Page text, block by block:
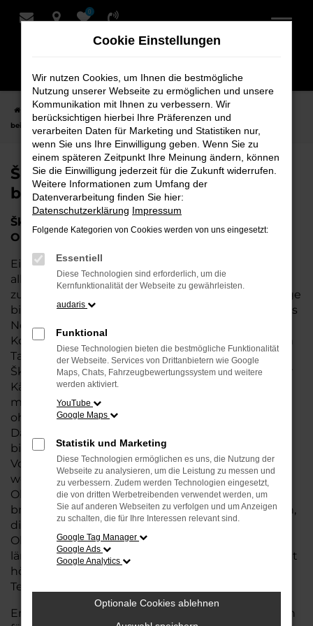
Zum
0
Startseite Oldenburg Škoda
Škoda Jahreswagen für Oldenburg
bei Schmidt + Koch
Škoda Jahreswagen für Oldenburg
bei Schmidt + Koch
Škoda Jahreswagen – Die perfekte Wahl für
Oldenburg
Ein Škoda Jahreswagen ist die perfekte Wahl für
alle, die in Oldenburg ein nahezu neues Fahrzeug
zu einem attraktiven Preis suchen. Diese Fahrzeuge
bieten Ihnen die Qualität und Zuverlässigkeit eines
Neuwagens, jedoch zu deutlich günstigeren
Konditionen. Mit nur wenigen Kilometern auf dem
Tacho und in einem erstklassigen Zustand sind
Škoda Jahreswagen eine ausgezeichnete Wahl für
Käufer, die von der hohen Wertigkeit und den
modernen Ausstattungen profitieren möchten,
ohne den vollen Neuwagenpreis zu zahlen.
Dank der sorgfältigen Wartung und Inspektion
bieten diese Fahrzeuge nahezu die gleichen
Vorteile wie ein Neuwagen, jedoch zu einem
wesentlich besseren Preis-Leistungs-Verhältnis. In
Oldenburg haben Sie die Möglichkeit, aus einer
breiten Auswahl an Škoda Jahreswagen zu wählen,
die perfekt auf Ihre Bedürfnisse abgestimmt sind.
Ob für den täglichen Pendelverkehr oder für
längere Fahrten, ein Jahreswagen von Škoda erfüllt
höchste Ansprüche an Komfort, Sicherheit und
Technik.
Entscheiden Sie sich für einen Škoda Jahreswagen
Cookie Einstellungen
Wir nutzen Cookies, um Ihnen die bestmögliche
Nutzung unserer Webseite zu ermöglichen und unsere
Kommunikation mit Ihnen zu verbessern. Wir
berücksichtigen hierbei Ihre Präferenzen und
verarbeiten Daten für Marketing und Statistiken nur,
wenn Sie uns Ihre Einwilligung geben. Wenn Sie zu
einem späteren Zeitpunkt Ihre Meinung ändern, können
Sie die Einwilligung jederzeit für die Zukunft widerrufen.
Weitere Informationen zum Umfang der
Datenverarbeitung finden Sie hier:
Datenschutzerklärung Impressum
Folgende Kategorien von Cookies werden von uns eingesetzt:
Essentiell
Diese Technologien sind erforderlich, um die
Kernfunktionalität der Webseite zu gewährleisten.
audaris
Funktional
Diese Technologien bieten die bestmögliche Funktionalität
der Webseite. Services von Drittanbietern wie Google
Maps, Chats, Fahrzeugbewertungssystem und weitere
werden aktiviert.
YouTube
Google Maps
Statistik und Marketing
Diese Technologien ermöglichen es uns, die Nutzung der
Webseite zu analysieren, um die Leistung zu messen und
zu verbessern. Zudem werden Technologien eingesetzt,
die von dritten Werbetreibenden verwendet werden, um
Sie auf anderen Webseiten zu verfolgen und um Anzeigen
zu schalten, die für Ihre Interessen relevant sind.
Google Tag Manager
Google Ads
Google Analytics
Optionale Cookies ablehnen